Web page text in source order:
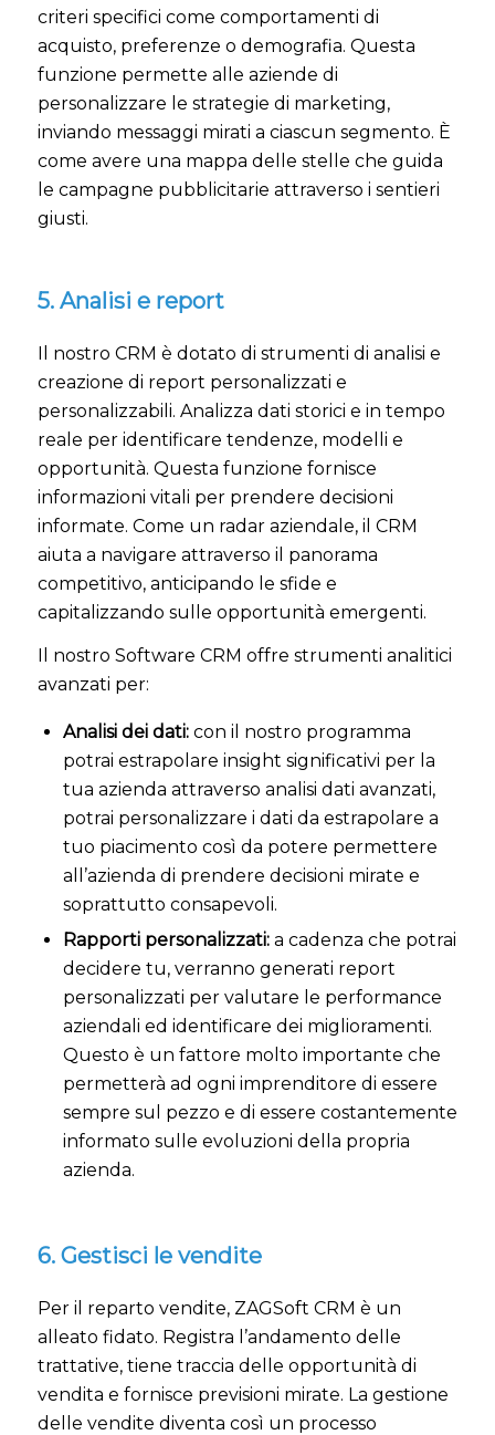
criteri specifici come comportamenti di
acquisto, preferenze o demografia. Questa
funzione permette alle aziende di
personalizzare le strategie di marketing,
inviando messaggi mirati a ciascun segmento. È
come avere una mappa delle stelle che guida
le campagne pubblicitarie attraverso i sentieri
giusti.
5. Analisi e report
Il nostro CRM è dotato di strumenti di analisi e
creazione di report personalizzati e
personalizzabili. Analizza dati storici e in tempo
reale per identificare tendenze, modelli e
opportunità. Questa funzione fornisce
informazioni vitali per prendere decisioni
informate. Come un radar aziendale, il CRM
aiuta a navigare attraverso il panorama
competitivo, anticipando le sfide e
capitalizzando sulle opportunità emergenti.
Il nostro Software CRM offre strumenti analitici
avanzati per:
Analisi dei dati:con il nostro programma
potrai estrapolare insight significativi per la
tua azienda attraverso analisi dati avanzati,
potrai personalizzare i dati da estrapolare a
tuo piacimento così da potere permettere
all’azienda di prendere decisioni mirate e
soprattutto consapevoli.
Rapporti personalizzati:a cadenza che potrai
decidere tu, verranno generati report
personalizzati per valutare le performance
aziendali ed identificare dei miglioramenti.
Questo è un fattore molto importante che
permetterà ad ogni imprenditore di essere
sempre sul pezzo e di essere costantemente
informato sulle evoluzioni della propria
azienda.
6. Gestisci le vendite
Per il reparto vendite, ZAGSoft CRM è un
alleato fidato. Registra l’andamento delle
trattative, tiene traccia delle opportunità di
vendita e fornisce previsioni mirate. La gestione
delle vendite diventa così un processo